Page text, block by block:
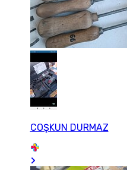
COŞKUN DURMAZ